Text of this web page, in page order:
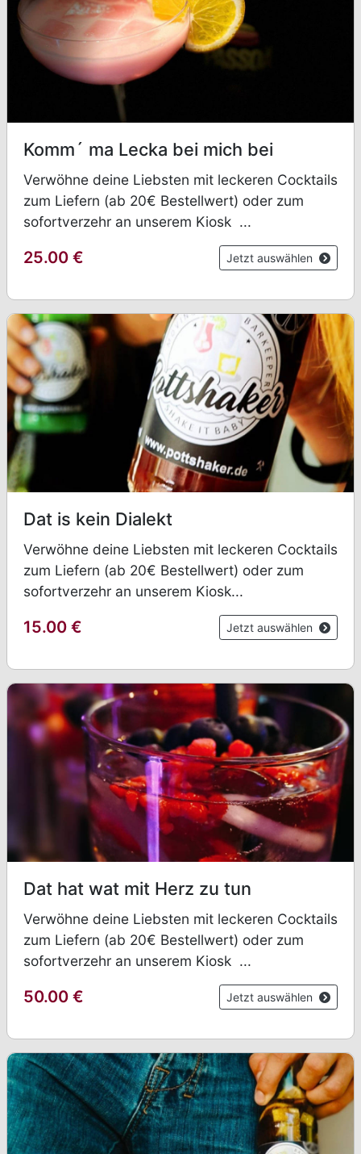
Komm´ ma Lecka bei mich bei
Verwöhne deine Liebsten mit leckeren Cocktails
zum Liefern (ab 20€ Bestellwert) oder zum
sofortverzehr an unserem Kiosk ...
25.00 € Jetzt auswählen
Dat is kein Dialekt
Verwöhne deine Liebsten mit leckeren Cocktails
zum Liefern (ab 20€ Bestellwert) oder zum
sofortverzehr an unserem Kiosk...
15.00 € Jetzt auswählen
Dat hat wat mit Herz zu tun
Verwöhne deine Liebsten mit leckeren Cocktails
zum Liefern (ab 20€ Bestellwert) oder zum
sofortverzehr an unserem Kiosk ...
50.00 € Jetzt auswählen